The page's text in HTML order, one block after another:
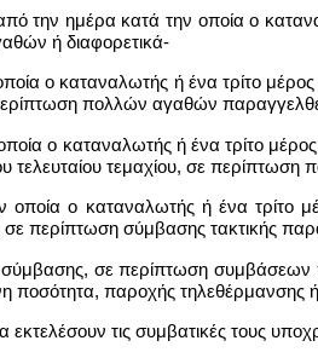
την ημέρα κατά την οποία ο
ή διαφορετικά-
ο καταναλωτής ή ένα τρίτο
πολλών αγαθών
ο καταναλωτής ή ένα τρίτο
τελευταίου τεμαχίου, σε
ο καταναλωτής ή ένα τρίτο
περίπτωση σύμβασης τακτικής
σε περίπτωση συμβάσεων
ποσότητα, παροχής
τις συμβατικές τους